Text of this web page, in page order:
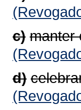
c) manter
d)